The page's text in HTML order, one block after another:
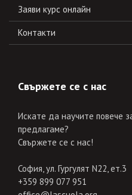
Заяви курс онлайн
Контакти
Свържете се с нас
Искате да научите повече
предлагаме?
Свържете се с нас!
София, ул. Гургулят N22, ет.3
+359 899 077 951